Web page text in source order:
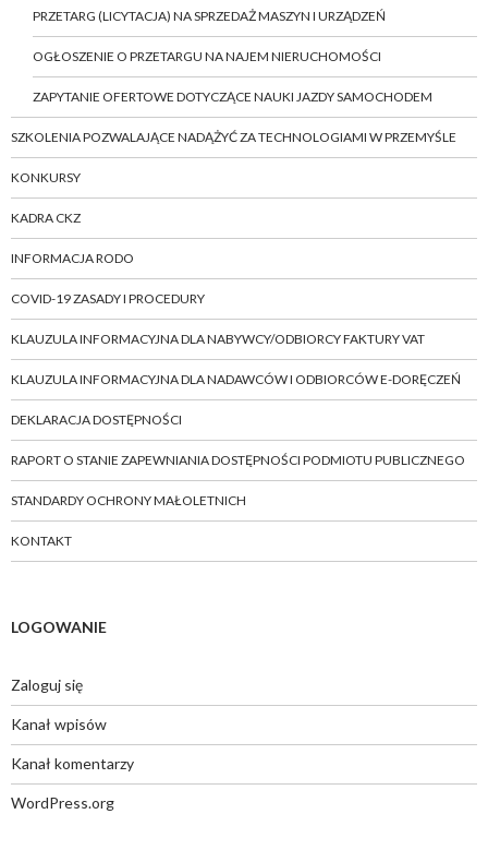
PRZETARG (LICYTACJA) NA SPRZEDAŻ MASZYN I URZĄDZEŃ
OGŁOSZENIE O PRZETARGU NA NAJEM NIERUCHOMOŚCI
ZAPYTANIE OFERTOWE DOTYCZĄCE NAUKI JAZDY SAMOCHODEM
SZKOLENIA POZWALAJĄCE NADĄŻYĆ ZA TECHNOLOGIAMI W PRZEMYŚLE
KONKURSY
KADRA CKZ
INFORMACJA RODO
COVID-19 ZASADY I PROCEDURY
KLAUZULA INFORMACYJNA DLA NABYWCY/ODBIORCY FAKTURY VAT
KLAUZULA INFORMACYJNA DLA NADAWCÓW I ODBIORCÓW E-DORĘCZEŃ
DEKLARACJA DOSTĘPNOŚCI
RAPORT O STANIE ZAPEWNIANIA DOSTĘPNOŚCI PODMIOTU PUBLICZNEGO
STANDARDY OCHRONY MAŁOLETNICH
KONTAKT
LOGOWANIE
Zaloguj się
Kanał wpisów
Kanał komentarzy
WordPress.org